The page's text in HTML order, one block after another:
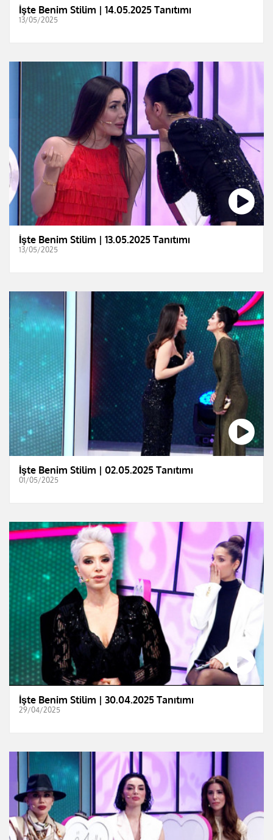
İşte Benim Stilim | 14.05.2025 Tanıtımı
13/05/2025
İşte Benim Stilim | 13.05.2025 Tanıtımı
13/05/2025
İşte Benim Stilim | 02.05.2025 Tanıtımı
01/05/2025
İşte Benim Stilim | 30.04.2025 Tanıtımı
29/04/2025